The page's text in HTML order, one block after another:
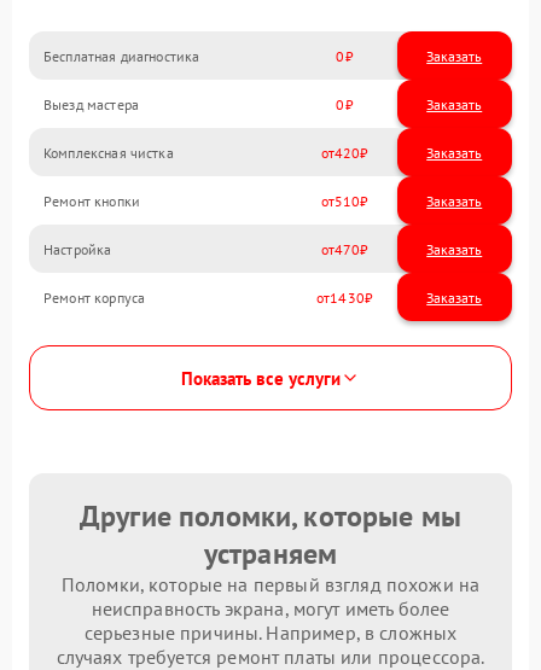
Бесплатная диагностика 0 Заказать
Выезд мастера 0 Заказать
Комплексная чистка 420
Ремонт кнопки 510
Настройка 470
Ремонт корпуса 1430
Показать все услуги
Другие поломки, которые мы
устраняем
Поломки, которые на первый взгляд похожи на
неисправность экрана, могут иметь более
серьезные причины. Например, в сложных
случаях требуется ремонт платы или процессора.